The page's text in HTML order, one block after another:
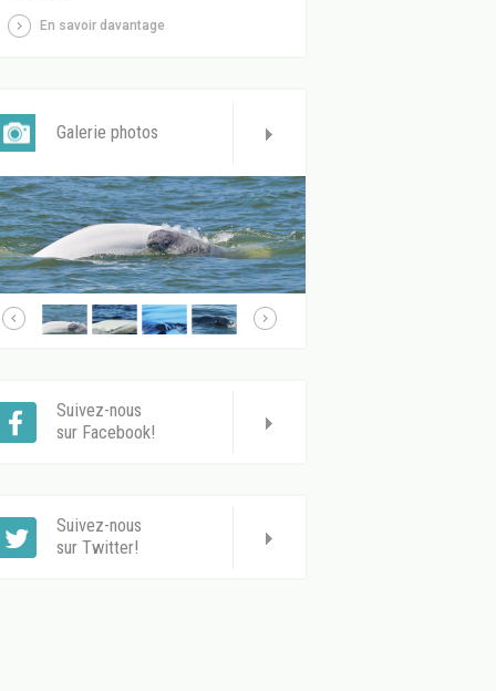
En savoir davantage
Galerie photos
Suivez-nous
sur Facebook!
Suivez-nous
sur Twitter!